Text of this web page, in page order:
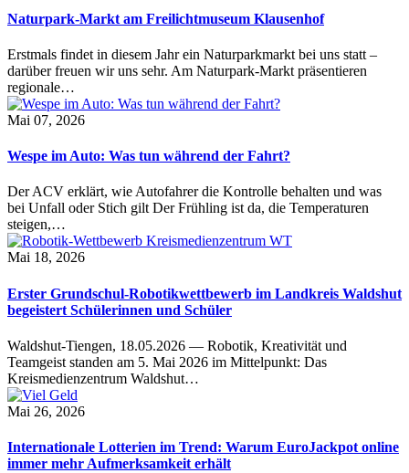
Naturpark-Markt am Freilichtmuseum Klausenhof
Erstmals findet in diesem Jahr ein Naturparkmarkt bei uns statt –
darüber freuen wir uns sehr. Am Naturpark-Markt präsentieren
regionale…
Mai 07, 2026
Wespe im Auto: Was tun während der Fahrt?
Der ACV erklärt, wie Autofahrer die Kontrolle behalten und was
bei Unfall oder Stich gilt Der Frühling ist da, die Temperaturen
steigen,…
Mai 18, 2026
Erster Grundschul-Robotikwettbewerb im Landkreis Waldshut
begeistert Schülerinnen und Schüler
Waldshut-Tiengen, 18.05.2026 — Robotik, Kreativität und
Teamgeist standen am 5. Mai 2026 im Mittelpunkt: Das
Kreismedienzentrum Waldshut…
Mai 26, 2026
Internationale Lotterien im Trend: Warum EuroJackpot online
immer mehr Aufmerksamkeit erhält